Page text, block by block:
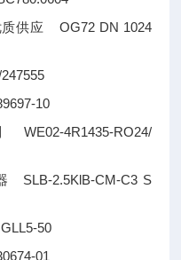
供应 OG72 DN 1024
10
4R1435-RO24/
2.5KlB-CM-C3 S
50
01